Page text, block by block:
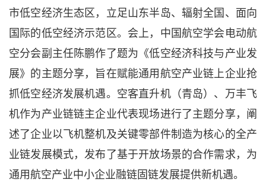
市低空经济生态区，立足山东半岛、辐射全国、面向
国际的低空经济示范区。会上，中国航空学会电动航
空分会副主任陈鹏作了题为《低空经济科技与产业发
展》的主题分享，旨在赋能通用航空产业链上企业抢
抓低空经济发展机遇。空客直升机（青岛）、万丰飞
机作为产业链链主企业代表现场进行了主题分享，阐
述了企业以飞机整机及关键零部件制造为核心的全产
业链发展模式，发布了基于开放场景的合作需求，为
通用航空产业中小企业融链固链发展提供新机遇。